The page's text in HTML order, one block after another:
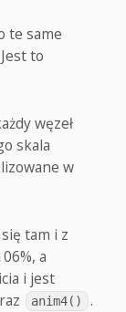
te same
to
węzeł
skala
w
tam i z
a
i jest
anim4() .